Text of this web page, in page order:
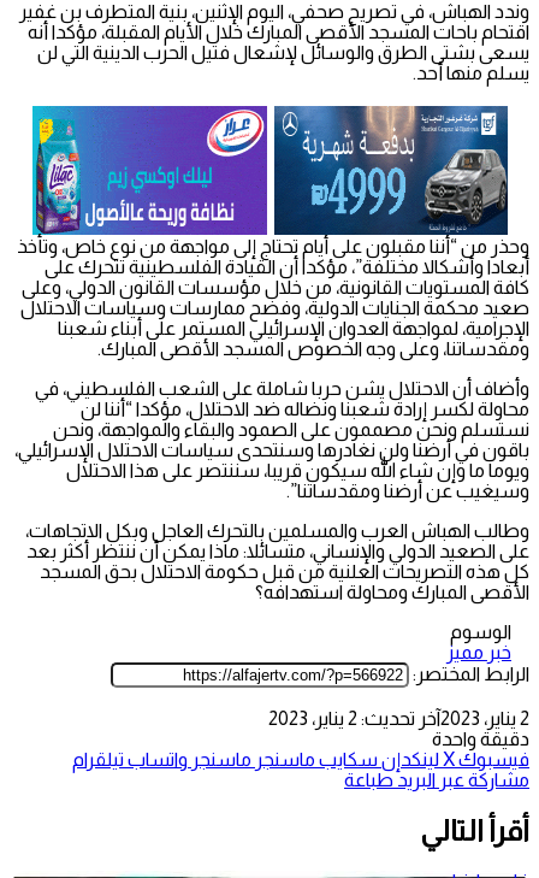
وندد الهباش، في تصريح صحفي، اليوم الإثنين، بنية المتطرف بن غفير
اقتحام باحات المسجد الأقصى المبارك خلال الأيام المقبلة، مؤكدا أنه
يسعى بشتى الطرق والوسائل لإشعال فتيل الحرب الدينية التي لن
يسلم منها أحد.
وحذر من “أننا مقبلون على أيام تحتاج إلى مواجهة من نوع خاص، وتأخذ
أبعادا وأشكالا مختلفة”، مؤكدا أن القيادة الفلسطينية تتحرك على
كافة المستويات القانونية، من خلال مؤسسات القانون الدولي، وعلى
صعيد محكمة الجنايات الدولية، وفضح ممارسات وسياسات الاحتلال
الإجرامية، لمواجهة العدوان الإسرائيلي المستمر على أبناء شعبنا
ومقدساتنا، وعلى وجه الخصوص المسجد الأقصى المبارك.
وأضاف أن الاحتلال يشن حربا شاملة على الشعب الفلسطيني، في
محاولة لكسر إرادة شعبنا ونضاله ضد الاحتلال، مؤكدا “أننا لن
نستسلم ونحن مصممون على الصمود والبقاء والمواجهة، ونحن
باقون في أرضنا ولن نغادرها وسنتحدى سياسات الاحتلال الإسرائيلي،
ويوما ما وإن شاء الله سيكون قريبا، سننتصر على هذا الاحتلال
وسيغيب عن أرضنا ومقدساتنا”.
وطالب الهباش العرب والمسلمين بالتحرك العاجل وبكل الاتجاهات،
على الصعيد الدولي والإنساني، متسائلا: ماذا يمكن أن ننتظر أكثر بعد
كل هذه التصريحات العلنية من قبل حكومة الاحتلال بحق المسجد
الأقصى المبارك ومحاولة استهدافه؟
الوسوم
خبر مميز
الرابط المختصر:
2 يناير، 2023
آخر تحديث: 2 يناير، 2023
دقيقة واحدة
فيسبوك‫Xلينكدإن سكايب ماسنجر ماسنجر واتساب تيلقرام
مشاركة عبر البريد طباعة
أقرأ التالي